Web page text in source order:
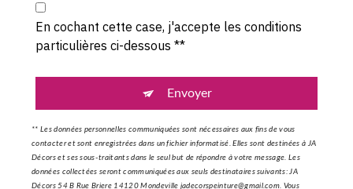
En cochant cette case, j'accepte les conditions
particulières ci-dessous **
Envoyer
** Les données personnelles communiquées sont nécessaires aux fins de vous
contacter et sont enregistrées dans un fichier informatisé. Elles sont destinées à JA
Décors et ses sous-traitants dans le seul but de répondre à votre message. Les
données collectées seront communiquées aux seuls destinataires suivants: JA
Décors 54 B Rue Briere 14120 Mondeville jadecorspeinture@gmail.com. Vous